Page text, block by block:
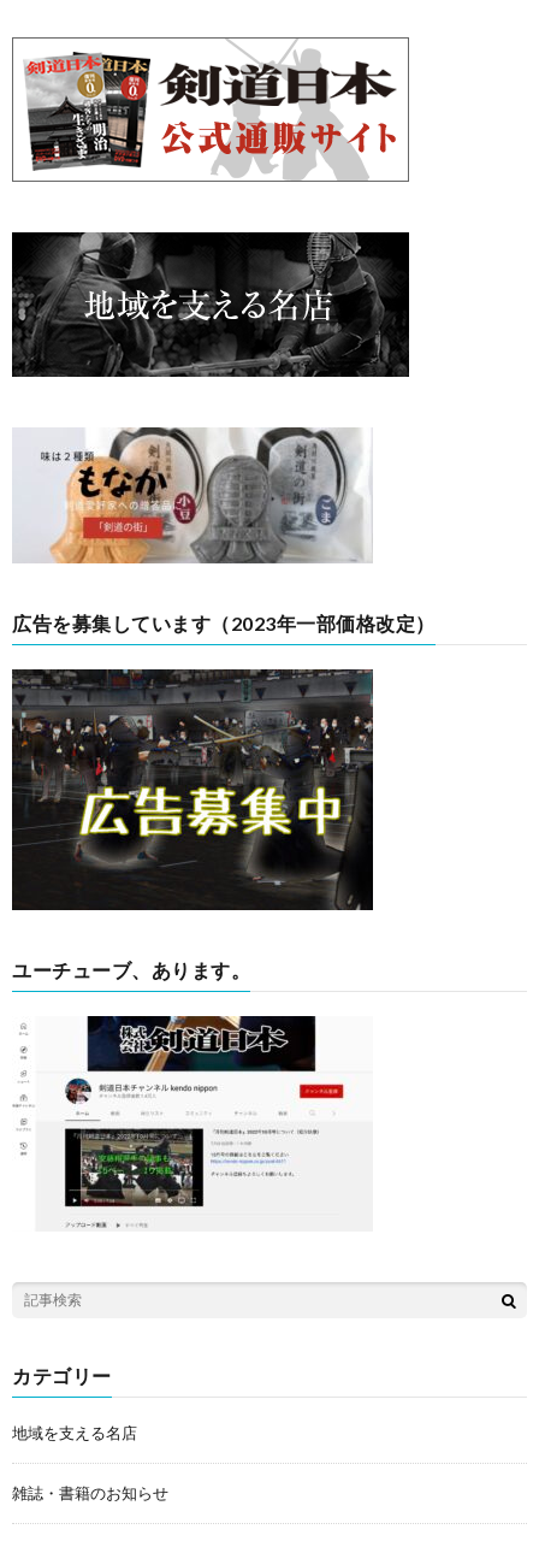
広告を募集しています（2023年一部価格改定）
ユーチューブ、あります。
カテゴリー
地域を支える名店
雑誌・書籍のお知らせ